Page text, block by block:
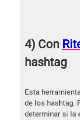
4) Con
hashtag
Esta
de los hashtag.
determinar si la